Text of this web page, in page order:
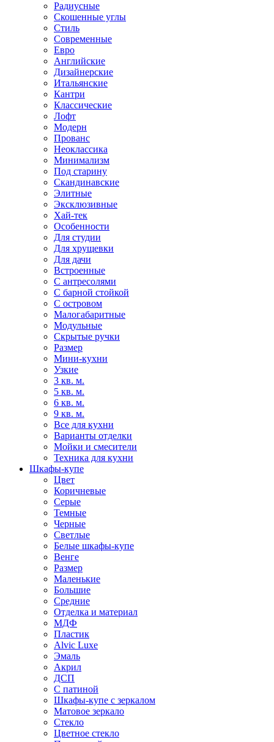
Радиусные
Скошенные углы
Стиль
Современные
Евро
Английские
Дизайнерские
Итальянские
Кантри
Классические
Лофт
Модерн
Прованс
Неоклассика
Минимализм
Под старину
Скандинавские
Элитные
Эксклюзивные
Хай-тек
Особенности
Для студии
Для хрущевки
Для дачи
Встроенные
С антресолями
С барной стойкой
С островом
Малогабаритные
Модульные
Скрытые ручки
Размер
Мини-кухни
Узкие
3 кв. м.
5 кв. м.
6 кв. м.
9 кв. м.
Все для кухни
Варианты отделки
Мойки и смесители
Техника для кухни
Шкафы-купе
Цвет
Коричневые
Серые
Темные
Черные
Светлые
Белые шкафы-купе
Венге
Размер
Маленькие
Большие
Средние
Отделка и материал
МДФ
Пластик
Alvic Luxe
Эмаль
Акрил
ДСП
С патиной
Шкафы-купе с зеркалом
Матовое зеркало
Стекло
Цветное стекло